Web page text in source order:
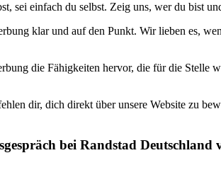
sei einfach du selbst. Zeig uns, wer du bist
klar und auf den Punkt. Wir lieben es,
die Fähigkeiten hervor, die für die Stelle
dir, dich direkt über unsere Website zu
bei Randstad Deutschland